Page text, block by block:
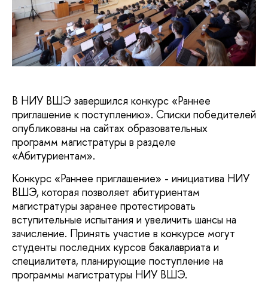
В НИУ ВШЭ завершился конкурс «Раннее
приглашение к поступлению». Списки победителей
опубликованы на сайтах образовательных
программ магистратуры в разделе
«Абитуриентам».
Конкурс «Раннее приглашение» - инициатива НИУ
ВШЭ, которая позволяет абитуриентам
магистратуры заранее протестировать
вступительные испытания и увеличить шансы на
зачисление. Принять участие в конкурсе могут
студенты последних курсов бакалавриата и
специалитета, планирующие поступление на
программы магистратуры НИУ ВШЭ.